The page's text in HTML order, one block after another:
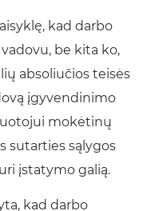
kad darbo
be kita ko,
absoliučios teisės
įgyvendinimo
mokėtinų
sutarties sąlygos
įstatymo galią.
kad darbo